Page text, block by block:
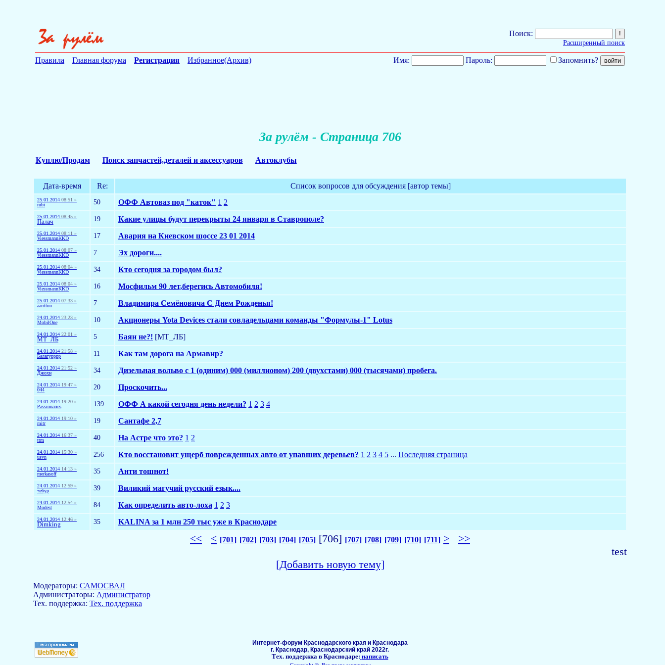
Поиск:
Расширенный поиск
Правила Главная форума Регистрация Избранное(Архив) Имя: Пароль: Запомнить?
За рулём - Страница 706
Куплю/Продам Поиск запчастей,деталей и аксессуаров Автоклубы
Дата-время Re: Список вопросов для обсуждения [автор темы]
25.01.2014 08:51 »
rubi
50 ОФФ Автоваз под "каток" 1 2
25.01.2014 08:45 »
Палач 19 Какие улицы будут перекрыты 24 января в Ставрополе?
25.01.2014 08:11 »
ViessmannKKD
17 Авария на Киевском шоссе 23 01 2014
25.01.2014 08:07 »
ViessmannKKD
7 Эх дороги....
25.01.2014 08:04 »
ViessmannKKD
34 Кто сегодня за городом был?
25.01.2014 08:04 »
ViessmannKKD
16 Мосфильм 90 лет,берегись Автомобиля!
25.01.2014 07:33 »
aarrttuu
7 Владимира Семёновича С Днем Рожденья!
24.01.2014 23:23 »
MobilOne
10 Акционеры Yota Devices стали совладельцами команды "Формулы-1" Lotus
24.01.2014 22:01 »
МТ_ЛБ 5 Баян не?! [МТ_ЛБ]
24.01.2014 21:58 »
Балагурррр
11 Как там дорога на Армавир?
24.01.2014 21:52 »
Джохн
34 Дизельная вольво с 1 (одиним) 000 (миллионом) 200 (двухстами) 000 (тысячами) пробега.
24.01.2014 19:47 »
044
20 Проскочить...
24.01.2014 19:20 »
Passionaries
139 ОФФ А какой сегодня день недели? 1 2 3 4
24.01.2014 19:10 »
mitr
19 Сантафе 2,7
24.01.2014 16:37 »
ttm
40 На Астре что это? 1 2
24.01.2014 15:30 »
usvn
256 Кто восстановит ущерб поврежденных авто от упавших деревьев? 1 2 3 4 5 ... Последняя страница
24.01.2014 14:13 »
merkasoff
35 Анти тошнот!
24.01.2014 12:59 »
чебур
39 Виликий магучий русский езык....
24.01.2014 12:54 »
Modest
84 Как определить авто-лоха 1 2 3
24.01.2014 12:46 »
Dimking 35 KALINA за 1 млн 250 тыс уже в Краснодаре
<< < [701] [702] [703] [704] [705] [706] [707] [708] [709] [710] [711] >
>>
test
[Добавить новую тему]
Модераторы: САМОСВАЛ
Aдминистраторы: Администратор
Тех. поддержка: Тех. поддержка
Интернет-форум Краснодарского края и Краснодара
г. Краснодар, Краснодарский край 2022г.
Тех. поддержка в Краснодаре: написать